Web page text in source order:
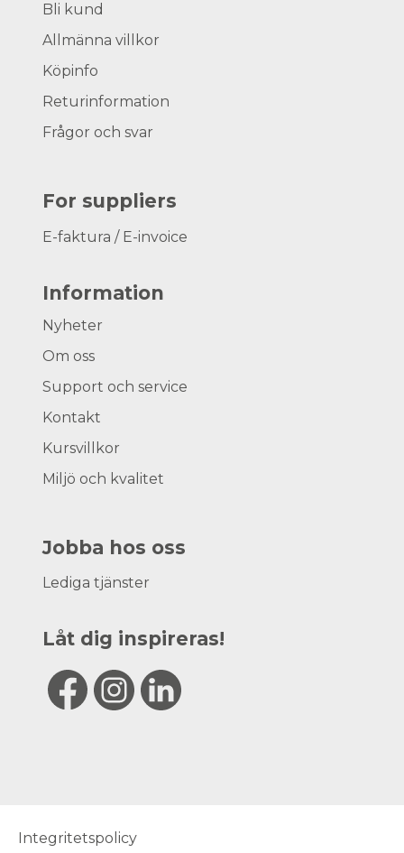
Bli kund
Allmänna villkor
Köpinfo
Returinformation
Frågor och svar
For suppliers
E-faktura / E-invoice
Information
Nyheter
Om oss
Support och service
Kontakt
Kursvillkor
Miljö och kvalitet
Jobba hos oss
Lediga tjänster
Låt dig inspireras!
Integritetspolicy